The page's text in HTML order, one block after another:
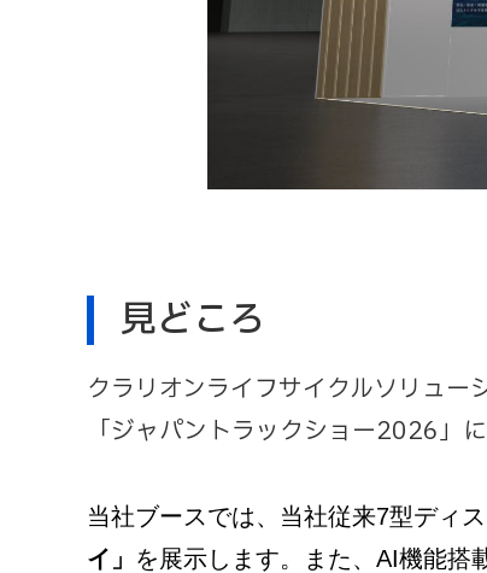
※画像はイメージの
見どころ
クラリオンライフサイクルソリュ
「ジャパントラックショー2026」に
当社ブースでは、 当社従来7型ディ
イ」 を展示します。また、AI機能搭